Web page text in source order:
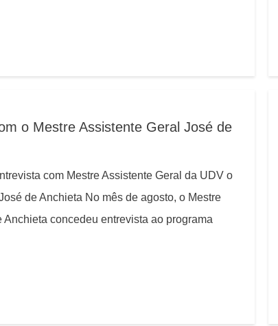
o Mestre Assistente Geral José de
com Mestre Assistente Geral da UDV o
de Anchieta No mês de agosto, o Mestre
concedeu entrevista ao programa